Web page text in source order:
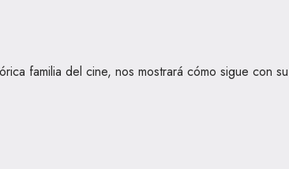
familia del cine, nos mostrará cómo sigue con su